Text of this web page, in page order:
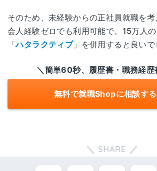
そのため、未経験からの正社員就職を
会人経験ゼロでも利用可能で、15万人
「ハタラクティブ」を併用すると良いで
＼簡単60秒、履歴書・職務経歴
無料で就職Shopに相談する
SHARE